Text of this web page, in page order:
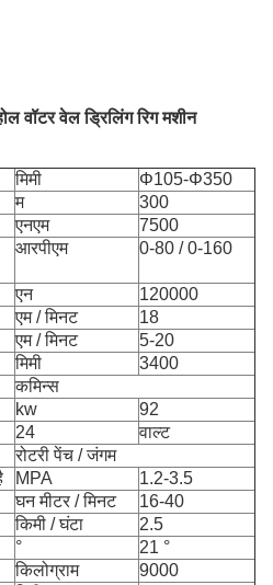
वॉटर वेल ड्रिलिंग रिग मशीन
मिमी
Φ105-Φ350
म
300
एनएम
7500
आरपीएम 0-80 / 0-160
एन
120000
एम / मिनट
18
एम / मिनट
5-20
मिमी
3400
कमिन्स
kw
92
24
वाल्ट
रोटरी पेंच / जंगम
MPA
1.2-3.5
घन मीटर / मिनट
16-40
किमी / घंटा
2.5
°
21 °
किलोग्राम
9000